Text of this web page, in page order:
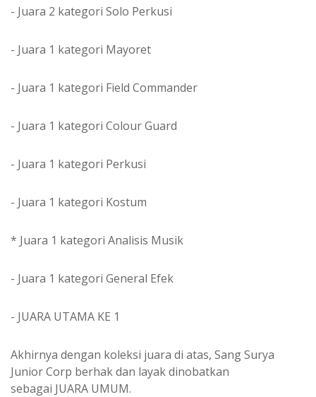
- Juara 2 kategori Solo Perkusi
- Juara 1 kategori Mayoret
- Juara 1 kategori Field Commander
- Juara 1 kategori Colour Guard
- Juara 1 kategori Perkusi
- Juara 1 kategori Kostum
* Juara 1 kategori Analisis Musik
- Juara 1 kategori General Efek
- JUARA UTAMA KE 1
Akhirnya dengan koleksi juara di atas, Sang Surya
Junior Corp berhak dan layak dinobatkan
sebagai JUARA UMUM.